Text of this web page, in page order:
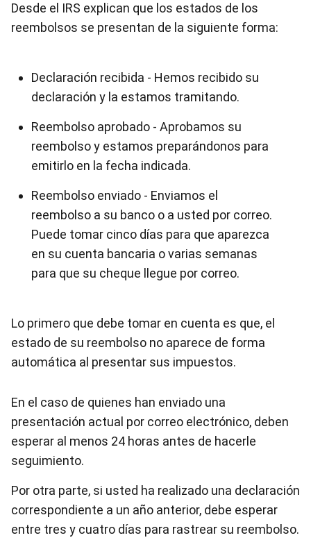
Desde el IRS explican que los estados de los
reembolsos se presentan de la siguiente forma:
Declaración recibida - Hemos recibido su
declaración y la estamos tramitando.
Reembolso aprobado - Aprobamos su
reembolso y estamos preparándonos para
emitirlo en la fecha indicada.
Reembolso enviado - Enviamos el
reembolso a su banco o a usted por correo.
Puede tomar cinco días para que aparezca
en su cuenta bancaria o varias semanas
para que su cheque llegue por correo.
Lo primero que debe tomar en cuenta es que, el
estado de su reembolso no aparece de forma
automática al presentar sus impuestos.
En el caso de quienes han enviado una
presentación actual por correo electrónico, deben
esperar al menos 24 horas antes de hacerle
seguimiento.
Por otra parte, si usted ha realizado una declaración
correspondiente a un año anterior, debe esperar
entre tres y cuatro días para rastrear su reembolso.